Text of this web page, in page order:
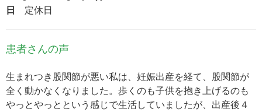
日
定休日
患者さんの声
生まれつき股関節が悪い私は、妊娠出産を経て、股関節が
全く動かなくなりました。歩くのも子供を抱き上げるのも
やっとやっとという感じで生活していましたが、出産後４